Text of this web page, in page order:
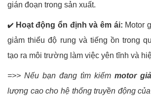
gián đoạn trong sản xuất.
✔️ Hoạt động ổn định và êm ái: Motor
giảm thiểu độ rung và tiếng ồn trong
tạo ra môi trường làm việc yên tĩnh và
=>> Nếu bạn đang tìm kiếm motor
lượng cao cho hệ thống truyền động